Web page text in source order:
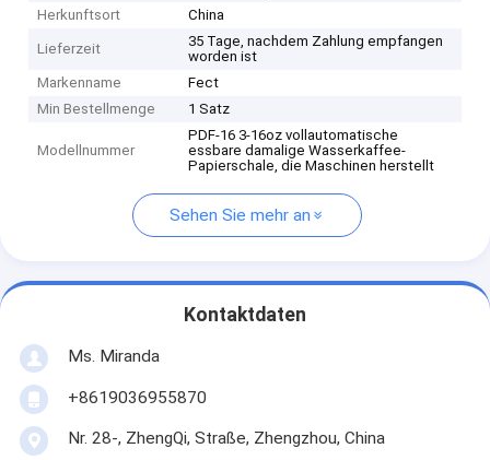
Herkunftsort
China
Lieferzeit
35 Tage, nachdem Zahlung empfangen
worden ist
Markenname
Fect
Min Bestellmenge
1 Satz
Modellnummer
PDF-16 3-16oz vollautomatische
essbare damalige Wasserkaffee-
Papierschale, die Maschinen herstellt
Sehen Sie mehr an
Kontaktdaten
Ms. Miranda
+8619036955870
Nr. 28-, ZhengQi, Straße, Zhengzhou, China